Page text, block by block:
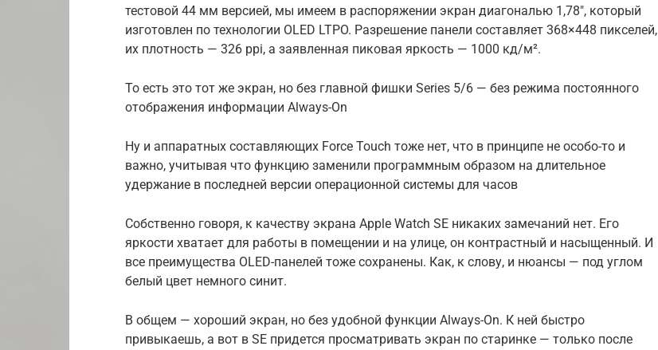
тестовой 44 мм версией, мы имеем в распоряжении экран диагональю 1,78″, который
изготовлен по технологии OLED LTPO. Разрешение панели составляет 368×448 пикселей,
их плотность — 326 ppi, а заявленная пиковая яркость — 1000 кд/м².
То есть это тот же экран, но без главной фишки Series 5/6 — без режима постоянного
отображения информации Always-On
Ну и аппаратных составляющих Force Touch тоже нет, что в принципе не особо-то и
важно, учитывая что функцию заменили программным образом на длительное
удержание в последней версии операционной системы для часов
Собственно говоря, к качеству экрана Apple Watch SE никаких замечаний нет. Его
яркости хватает для работы в помещении и на улице, он контрастный и насыщенный. И
все преимущества OLED-панелей тоже сохранены. Как, к слову, и нюансы — под углом
белый цвет немного синит.
В общем — хороший экран, но без удобной функции Always-On. К ней быстро
привыкаешь, а вот в SE придется просматривать экран по старинке — только после